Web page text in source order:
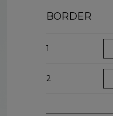
BORDER
1
2